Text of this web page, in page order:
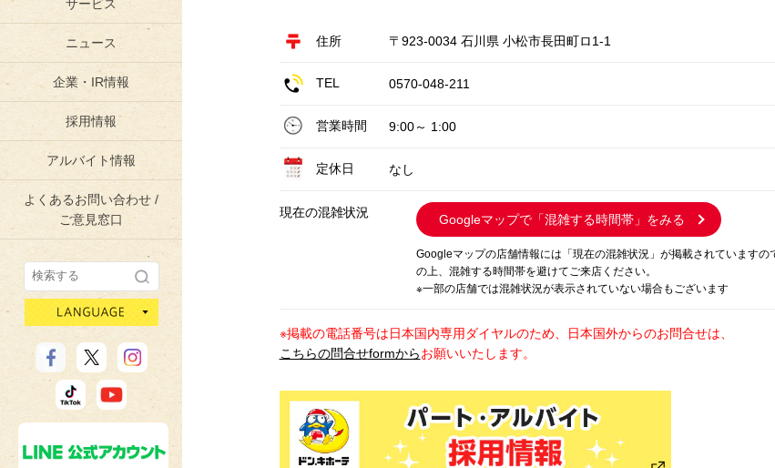
サービス
ニュース
企業・IR情報
採用情報
アルバイト情報
よくあるお問い合わせ /
ご意見窓口
住所 〒923-0034 石川県 小松市長田町ロ1-1
TEL 0570-048-211
営業時間 9:00～ 1:00
定休日 なし
現在の混雑状況 Googleマップで「混雑する時間帯」をみる
Googleマップの店舗情報には「現在の混雑状況」が掲載されていますの
の上、混雑する時間帯を避けてご来店ください。
※一部の店舗では混雑状況が表示されていない場合もございます
※掲載の電話番号は日本国内専用ダイヤルのため、日本国外からのお問合せは、
こちらの問合せformからお願いいたします。